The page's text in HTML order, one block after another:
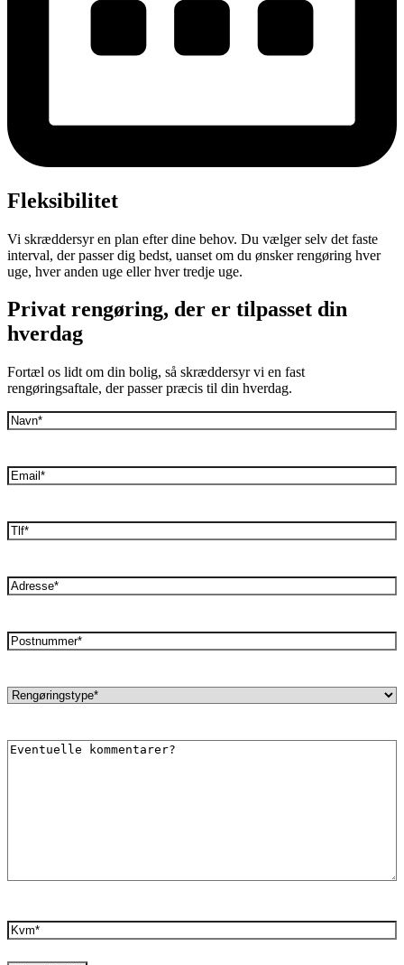
Fleksibilitet
Vi skræddersyr en plan efter dine behov. Du vælger selv det faste
interval, der passer dig bedst, uanset om du ønsker rengøring hver
uge, hver anden uge eller hver tredje uge.
Privat rengøring, der er tilpasset din
hverdag
Fortæl os lidt om din bolig, så skræddersyr vi en fast
rengøringsaftale, der passer præcis til din hverdag.
Navn(Påkrævet)
E-
mail(Påkrævet)
Phone(Påkrævet)
Adresse(Påkrævet)
Postnummer(Påkrævet)
Interval(Påkrævet)
Eventuelle
Kvm(Påkrævet)